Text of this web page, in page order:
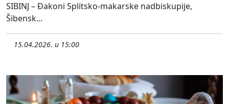
SIBINJ – Đakoni Splitsko-makarske nadbiskupije,
Šibensk...
15.04.2026. u 15:00